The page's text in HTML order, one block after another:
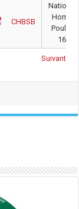
CHBSB
Poule
16/17
Suivant